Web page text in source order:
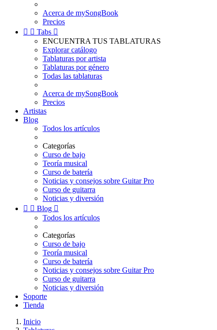
Acerca de mySongBook
Precios
  Tabs 
ENCUENTRA TUS TABLATURAS
Explorar catálogo
Tablaturas por artista
Tablaturas por género
Todas las tablaturas
Acerca de mySongBook
Precios
Artistas
Blog
Todos los artículos
Categorías
Curso de bajo
Teoría musical
Curso de batería
Noticias y consejos sobre Guitar Pro
Curso de guitarra
Noticias y diversión
  Blog 
Todos los artículos
Categorías
Curso de bajo
Teoría musical
Curso de batería
Noticias y consejos sobre Guitar Pro
Curso de guitarra
Noticias y diversión
Soporte
Tienda
Inicio